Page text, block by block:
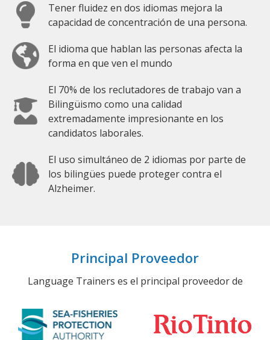
Tener fluidez en dos idiomas mejora la
capacidad de concentración de una persona.
El idioma que hablan las personas afecta la
forma en que ven el mundo
El 70% de los reclutadores de trabajo van a
Bilingüismo como una calidad
extremadamente impresionante en los
candidatos laborales.
El uso simultáneo de 2 idiomas por parte de
los bilingües puede proteger contra el
Alzheimer.
Principal Proveedor
Language Trainers es el principal proveedor de